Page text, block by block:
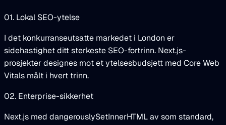
01. Lokal SEO-ytelse
I det konkurranseutsatte markedet i London er
sidehastighet ditt sterkeste SEO-fortrinn. Next.js-
prosjekter designes mot et ytelsesbudsjett med Core Web
Vitals målt i hvert trinn.
02. Enterprise-sikkerhet
Next.js med dangerouslySetInnerHTML av som standard,